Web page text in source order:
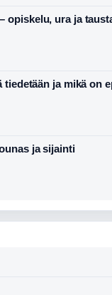
opiskelu, ura ja
ja mikä on
ja sijainti